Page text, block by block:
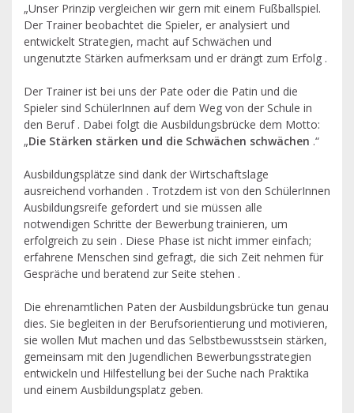
„Unser Prinzip vergleichen wir gern mit einem Fußballspiel.
Der Trainer beobachtet die Spieler, er analysiert und
entwickelt Strategien, macht auf Schwächen und
ungenutzte Stärken aufmerksam und er drängt zum Erfolg .
Der Trainer ist bei uns der Pate oder die Patin und die
Spieler sind SchülerInnen auf dem Weg von der Schule in
den Beruf . Dabei folgt die Ausbildungsbrücke dem Motto:
„Die Stärken stärken und die Schwächen schwächen .“
Ausbildungsplätze sind dank der Wirtschaftslage
ausreichend vorhanden . Trotzdem ist von den SchülerInnen
Ausbildungsreife gefordert und sie müssen alle
notwendigen Schritte der Bewerbung trainieren, um
erfolgreich zu sein . Diese Phase ist nicht immer einfach;
erfahrene Menschen sind gefragt, die sich Zeit nehmen für
Gespräche und beratend zur Seite stehen .
Die ehrenamtlichen Paten der Ausbildungsbrücke tun genau
dies. Sie begleiten in der Berufsorientierung und motivieren,
sie wollen Mut machen und das Selbstbewusstsein stärken,
gemeinsam mit den Jugendlichen Bewerbungsstrategien
entwickeln und Hilfestellung bei der Suche nach Praktika
und einem Ausbildungsplatz geben.